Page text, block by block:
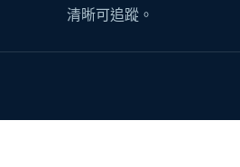
清晰可追蹤。